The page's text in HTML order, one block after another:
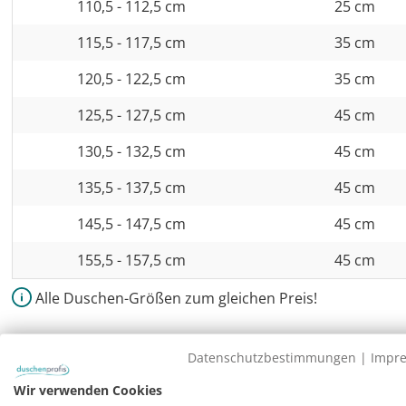
110,5 - 112,5 cm
25 cm
115,5 - 117,5 cm
35 cm
120,5 - 122,5 cm
35 cm
125,5 - 127,5 cm
45 cm
130,5 - 132,5 cm
45 cm
135,5 - 137,5 cm
45 cm
145,5 - 147,5 cm
45 cm
155,5 - 157,5 cm
45 cm
Alle Duschen-Größen zum gleichen Preis!
Nischendusche mit Pendeltür und
Rahmenlose Combia Glas Nischentür:
Datenschutzbestimmungen |
Wir verwenden Cookies